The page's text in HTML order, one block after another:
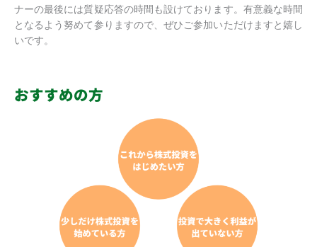
ナーの最後には質疑応答の時間も設けております。有意義な時間
となるよう努めて参りますので、ぜひご参加いただけますと嬉し
いです。
おすすめの方